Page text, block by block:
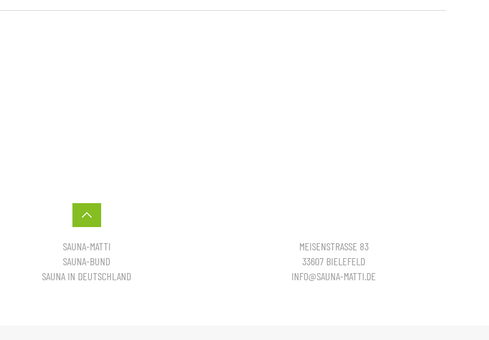
SAUNA-MATTI
SAUNA-BUND
SAUNA IN DEUTSCHLAND
MEISENSTRASSE 83
33607 BIELEFELD
INFO@SAUNA-MATTI.DE